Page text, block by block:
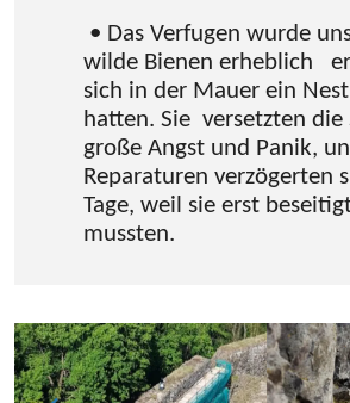
• Das Verfugen wurde
wilde Bienen erheblich
sich in der Mauer ein
hatten. Sie versetzten die
große Angst und Panik,
Reparaturen verzögerten
Tage, weil sie erst
mussten.